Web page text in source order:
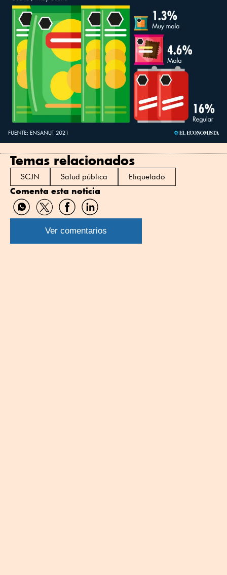
Temas relacionados
SCJN Salud pública Etiquetado
Comenta esta noticia
Compartir
por
WhatsApp
Compartir
por
Twitter
Compartir
por
Facebook
Compartir
por
Linkedin
Ver comentarios